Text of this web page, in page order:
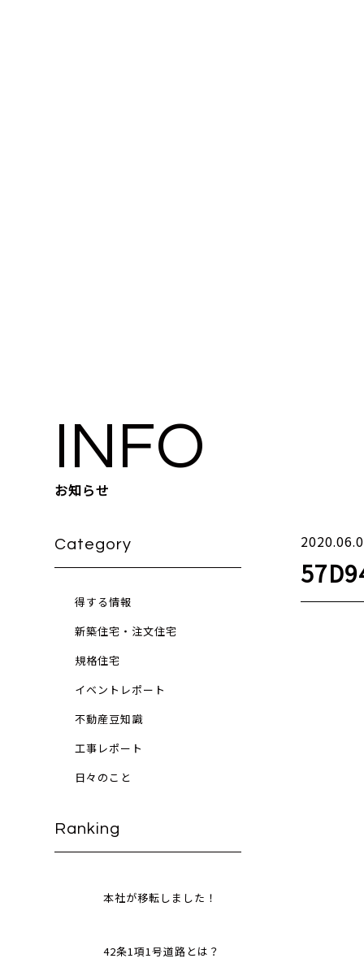
INFO
お知らせ
Category
得する情報
新築住宅・注文住宅
規格住宅
イベントレポート
不動産豆知識
工事レポート
日々のこと
Ranking
本社が移転しました！
42条1項1号道路とは？